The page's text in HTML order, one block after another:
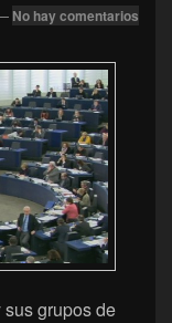
No hay comentarios
grupos de